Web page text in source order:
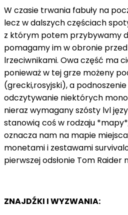
W czasie trwania fabuły na
lecz w dalszych częściach
z którym potem przybywamy
pomagamy im w obronie przed
lrzeciwnikami. Owa część ma
ponieważ w tej grze możeny
(grecki,rosyjski), a
odczytywanie niektórych
nieraz wymagany szósty lvl
stanowią coś w rodzaju
oznacza nam na mapie
monetami i zestawami
pierwszej odsłonie Tom Raider
ZNAJDŹKI I WYZWANIA: